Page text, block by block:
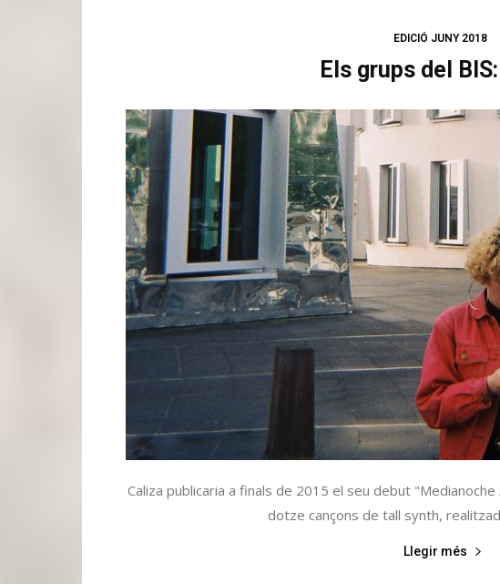
EDICIÓ JUNY 2018
Els grups del
Caliza publicaria a finals de 2015 el seu debut
dotze cançons de tall synth,
Llegir més